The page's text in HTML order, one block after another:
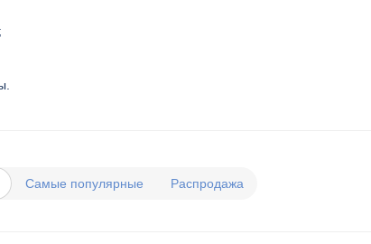
Самые популярные Распродажа